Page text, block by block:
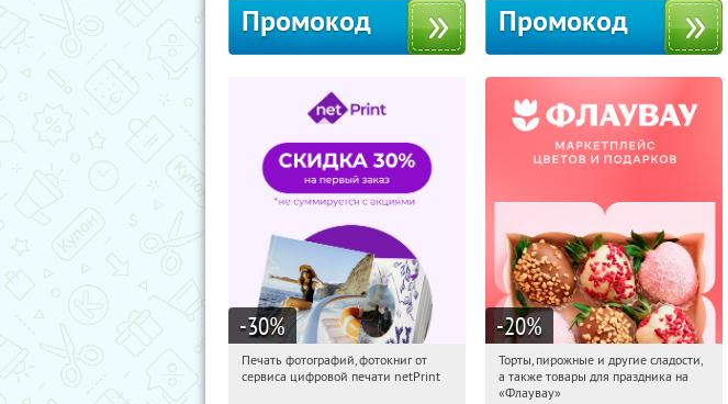
Промокод Промокод
-30%
10:04:35 Получили:
Печать фотографий, фотокниг от
сервиса цифровой печати netPrint
-20%
10:04:35 Получили:
Россия
Торты, пирожные и другие сладости,
а также товары для праздника на
«Флаувау»